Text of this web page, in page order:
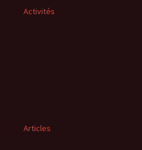
Activités
Articles